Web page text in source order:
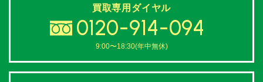
買取専用ダイヤル
0120-914-094
9:00〜18:30(年中無休)